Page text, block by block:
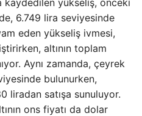
kaydedilen yükseliş, önceki
6.749 lira seviyesinde
eden yükseliş ivmesi,
altının toplam
Aynı zamanda, çeyrek
bulunurken,
liradan satışa sunuluyor.
ons fiyatı da dolar